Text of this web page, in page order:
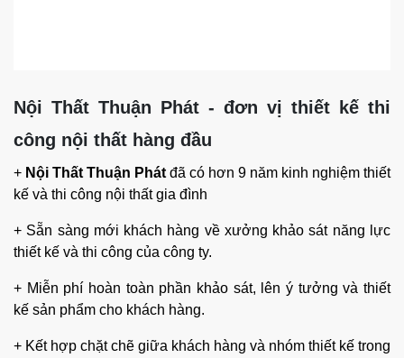
Nội Thất Thuận Phát - đơn vị thiết kế thi
công nội thất hàng đầu
+ Nội Thất Thuận Phát đã có hơn 9 năm kinh nghiệm thiết
kế và thi công nội thất gia đình
+ Sẵn sàng mới khách hàng về xưởng khảo sát năng lực
thiết kế và thi công của công ty.
+ Miễn phí hoàn toàn phần khảo sát, lên ý tưởng và thiết
kế sản phẩm cho khách hàng.
+ Kết hợp chặt chẽ giữa khách hàng và nhóm thiết kế trong